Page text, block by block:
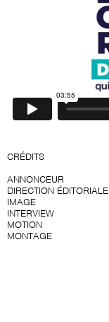
CRÉDITS
ANNONCEUR
DIRECTION ÉDITORIALE
IMAGE
INTERVIEW
MOTION
MONTAGE